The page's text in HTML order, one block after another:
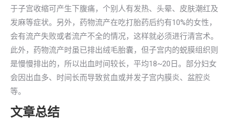
于子宫收缩可产生下腹痛，个别人有发热、头晕、皮肤潮红及
发麻等症状。另外，药物流产在吃打胎药后约有10%的女性，
会有流产失败或者流产不全的情况，这样就必须进行清宫术。
此外，药物流产时虽已排出绒毛胎囊，但子宫内的蜕膜组织则
是慢慢排出的，所以出血时间较长，平均18~20日。部分妇女
会因出血多、时间长而导致贫血或并发子宫内膜炎、盆腔炎
等。
文章总结